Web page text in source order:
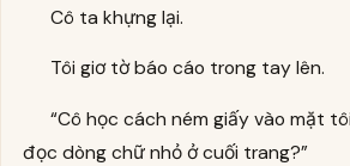
Cô ta khựng lại.
Tôi giơ tờ báo cáo trong tay lên.
“Cô học cách ném giấy vào mặt
đọc dòng chữ nhỏ ở cuối trang?”